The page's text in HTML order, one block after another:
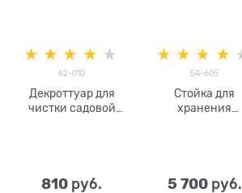
62-010
Декроттуар для
чистки садовой
810 руб.
54-605
Стойка для
хранения
5 700 руб.